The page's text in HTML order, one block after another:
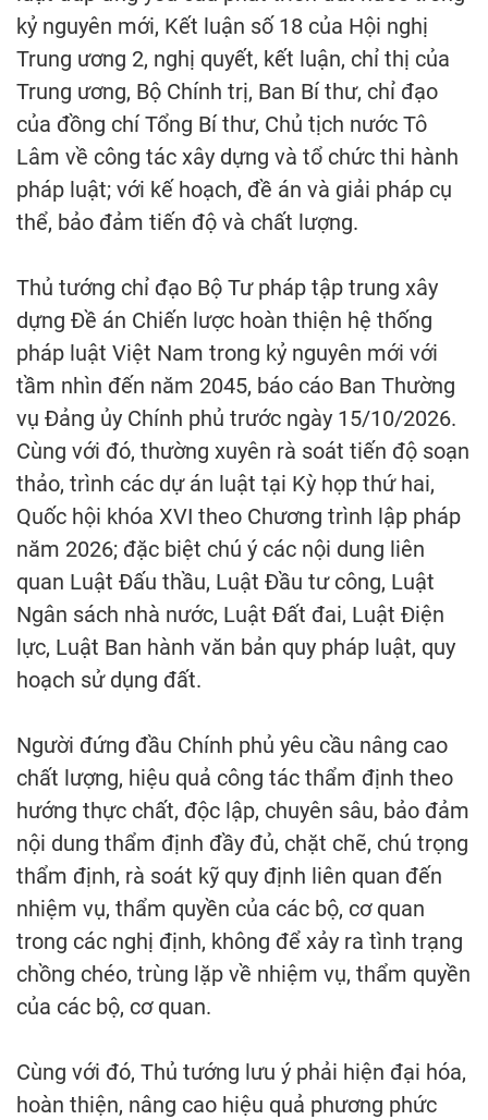
kỷ nguyên mới, Kết luận số 18 của Hội nghị
Trung ương 2, nghị quyết, kết luận, chỉ thị của
Trung ương, Bộ Chính trị, Ban Bí thư, chỉ đạo
của đồng chí Tổng Bí thư, Chủ tịch nước Tô
Lâm về công tác xây dựng và tổ chức thi hành
pháp luật; với kế hoạch, đề án và giải pháp cụ
thể, bảo đảm tiến độ và chất lượng.
Thủ tướng chỉ đạo Bộ Tư pháp tập trung xây
dựng Đề án Chiến lược hoàn thiện hệ thống
pháp luật Việt Nam trong kỷ nguyên mới với
tầm nhìn đến năm 2045, báo cáo Ban Thường
vụ Đảng ủy Chính phủ trước ngày 15/10/2026.
Cùng với đó, thường xuyên rà soát tiến độ soạn
thảo, trình các dự án luật tại Kỳ họp thứ hai,
Quốc hội khóa XVI theo Chương trình lập pháp
năm 2026; đặc biệt chú ý các nội dung liên
quan Luật Đấu thầu, Luật Đầu tư công, Luật
Ngân sách nhà nước, Luật Đất đai, Luật Điện
lực, Luật Ban hành văn bản quy pháp luật, quy
hoạch sử dụng đất.
Người đứng đầu Chính phủ yêu cầu nâng cao
chất lượng, hiệu quả công tác thẩm định theo
hướng thực chất, độc lập, chuyên sâu, bảo đảm
nội dung thẩm định đầy đủ, chặt chẽ, chú trọng
thẩm định, rà soát kỹ quy định liên quan đến
nhiệm vụ, thẩm quyền của các bộ, cơ quan
trong các nghị định, không để xảy ra tình trạng
chồng chéo, trùng lặp về nhiệm vụ, thẩm quyền
của các bộ, cơ quan.
Cùng với đó, Thủ tướng lưu ý phải hiện đại hóa,
hoàn thiện, nâng cao hiệu quả phương phức